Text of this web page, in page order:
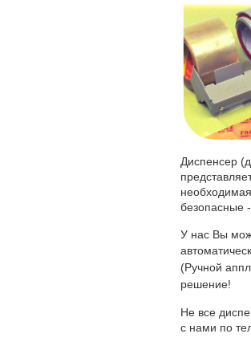
Диспенсер
безопасные
У нас Вы
(Ручной
решение!
Не все
с нами по